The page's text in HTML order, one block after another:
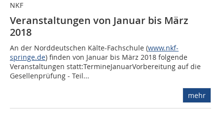
NKF
Veranstaltungen von Januar bis März
2018
An der Norddeutschen Kälte-Fachschule (www.nkf-
springe.de) finden von Januar bis März 2018 folgende
Veranstaltungen statt:TermineJanuarVorbereitung auf die
Gesellenprüfung - Teil...
mehr